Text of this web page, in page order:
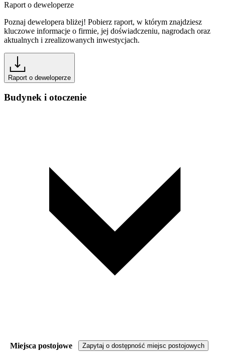
Raport o deweloperze
Poznaj dewelopera bliżej! Pobierz raport, w którym znajdziesz
kluczowe informacje o firmie, jej doświadczeniu, nagrodach oraz
aktualnych i zrealizowanych inwestycjach.
Raport o deweloperze
Budynek i otoczenie
Miejsca postojowe Zapytaj o dostępność miejsc postojowych